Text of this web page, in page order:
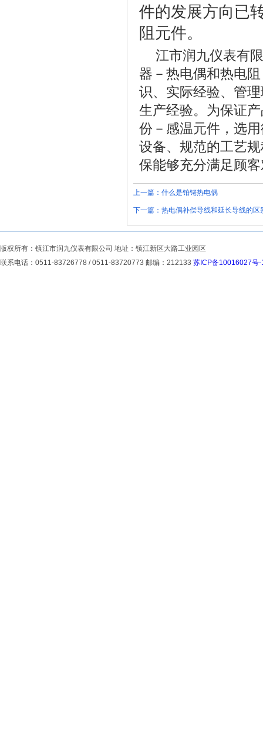
件的发展方向已
阻元件。
江市润九仪表有
器－热电偶和热电阻
识、实际经验、管
生产经验。为保证
份－感温元件，选
设备、规范的工艺
保能够充分满足顾
上一篇： 什么是铂铑热电偶
下一篇： 热电偶补偿导线和延长导线的区
版权所有：镇江市润九仪表有限公司 地址：镇江新区大路工业园区
联系电话：0511-83726778 / 0511-83720773 邮编：212133 苏ICP备10016027号-